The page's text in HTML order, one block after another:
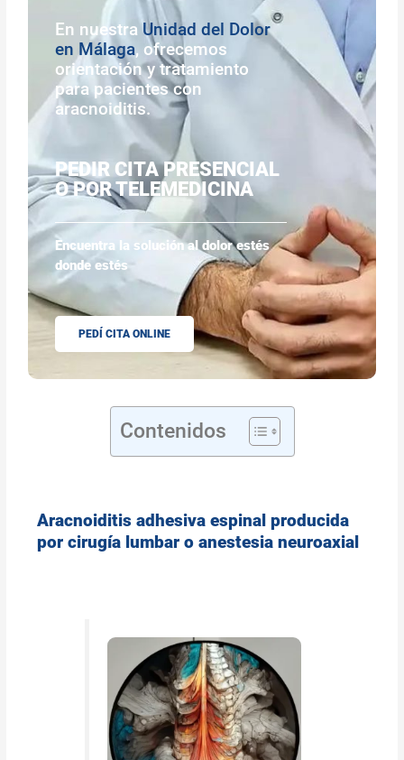
En nuestraUnidad del Dolor
en Málaga, ofrecemos
orientación y tratamiento
para pacientes con
aracnoiditis.
PEDIR CITA PRESENCIAL
O POR TELEMEDICINA
Encuentra la solución al dolor estés
donde estés
PEDÍ CITA ONLINE
Contenidos
Aracnoiditis adhesiva espinal producida
por cirugía lumbar o anestesia neuroaxial